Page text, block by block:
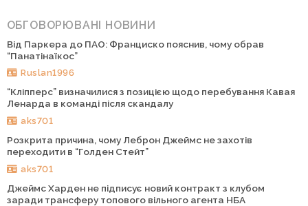
ОБГОВОРЮВАНІ НОВИНИ
Від Паркера до ПАО: Франциско пояснив, чому обрав
“Панатінаїкос”
Ruslan1996
“Кліпперс” визначилися з позицією щодо перебування Кавая
Ленарда в команді після скандалу
aks701
Розкрита причина, чому Леброн Джеймс не захотів
переходити в “Голден Стейт”
aks701
Джеймс Харден не підписує новий контракт з клубом
заради трансферу топового вільного агента НБА